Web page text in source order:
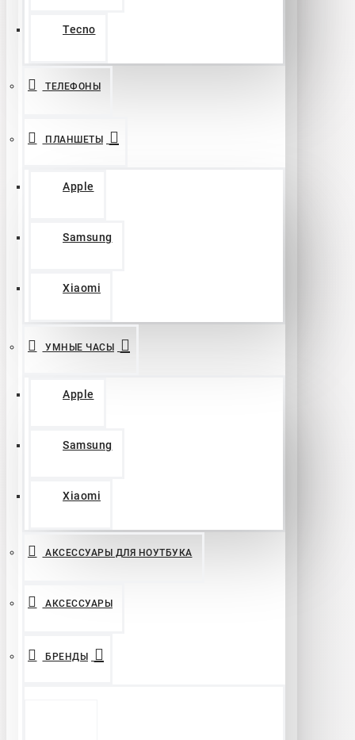
Tecno
ТЕЛЕФОНЫ
ПЛАНШЕТЫ
Apple
Samsung
Xiaomi
УМНЫЕ ЧАСЫ
Apple
Samsung
Xiaomi
АКСЕССУАРЫ ДЛЯ НОУТБУКА
АКСЕССУАРЫ
БРЕНДЫ